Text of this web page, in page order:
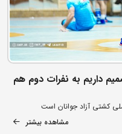
داریم به نفرات دوم هم
کشتی آزاد جوانان است
مشاهده بیشتر